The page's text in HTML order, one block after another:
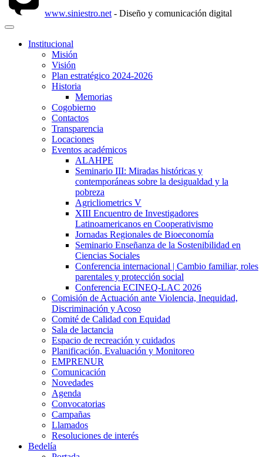
www.siniestro.net - Diseño y comunicación digital
Institucional
Misión
Visión
Plan estratégico 2024-2026
Historia
Memorias
Cogobierno
Contactos
Transparencia
Locaciones
Eventos académicos
ALAHPE
Seminario III: Miradas históricas y
contemporáneas sobre la desigualdad y la
pobreza
Agricliometrics V
XIII Encuentro de Investigadores
Latinoamericanos en Cooperativismo
Jornadas Regionales de Bioeconomía
Seminario Enseñanza de la Sostenibilidad en
Ciencias Sociales
Conferencia internacional | Cambio familiar, roles
parentales y protección social
Conferencia ECINEQ-LAC 2026
Comisión de Actuación ante Violencia, Inequidad,
Discriminación y Acoso
Comité de Calidad con Equidad
Sala de lactancia
Espacio de recreación y cuidados
Planificación, Evaluación y Monitoreo
EMPRENUR
Comunicación
Novedades
Agenda
Convocatorias
Campañas
Llamados
Resoluciones de interés
Bedelía